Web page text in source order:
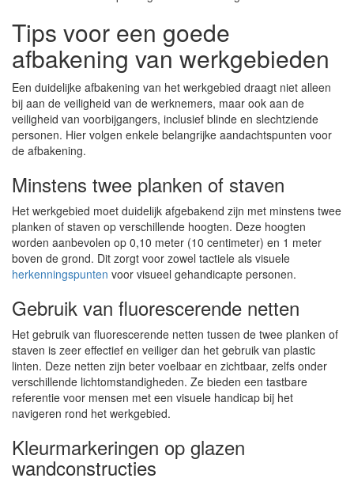
Tips voor een goede
afbakening van werkgebieden
Een duidelijke afbakening van het werkgebied draagt niet alleen
bij aan de veiligheid van de werknemers, maar ook aan de
veiligheid van voorbijgangers, inclusief blinde en slechtziende
personen. Hier volgen enkele belangrijke aandachtspunten voor
de afbakening.
Minstens twee planken of staven
Het werkgebied moet duidelijk afgebakend zijn met minstens twee
planken of staven op verschillende hoogten. Deze hoogten
worden aanbevolen op 0,10 meter (10 centimeter) en 1 meter
boven de grond. Dit zorgt voor zowel tactiele als visuele
herkenningspunten voor visueel gehandicapte personen.
Gebruik van fluorescerende netten
Het gebruik van fluorescerende netten tussen de twee planken of
staven is zeer effectief en veiliger dan het gebruik van plastic
linten. Deze netten zijn beter voelbaar en zichtbaar, zelfs onder
verschillende lichtomstandigheden. Ze bieden een tastbare
referentie voor mensen met een visuele handicap bij het
navigeren rond het werkgebied.
Kleurmarkeringen op glazen
wandconstructies